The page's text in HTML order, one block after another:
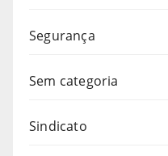
Segurança
Sem categoria
Sindicato